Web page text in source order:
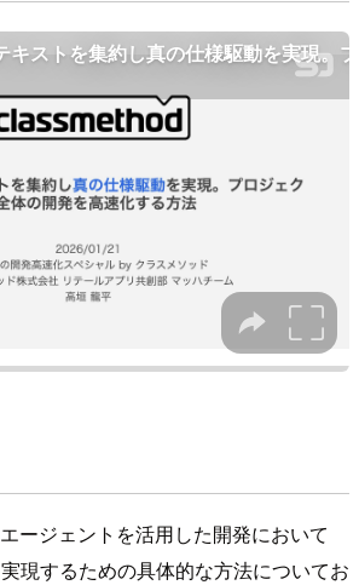
ージェントを活用した開発において
実現するための具体的な方法についてお